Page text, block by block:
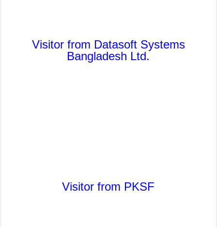
Visitor from Datasoft Systems
Bangladesh Ltd.
Visitor from PKSF